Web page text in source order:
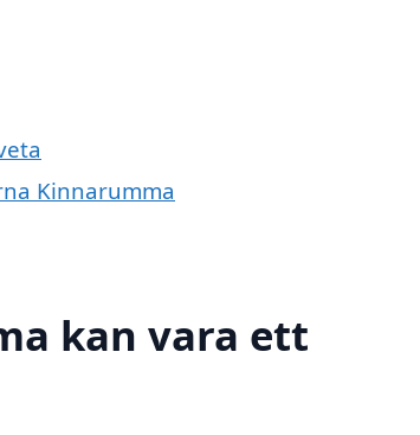
Kinnarumma
kan vara ett